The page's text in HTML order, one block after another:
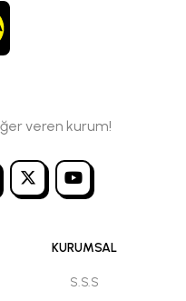
veren kurum!
KURUMSAL
S.S.S